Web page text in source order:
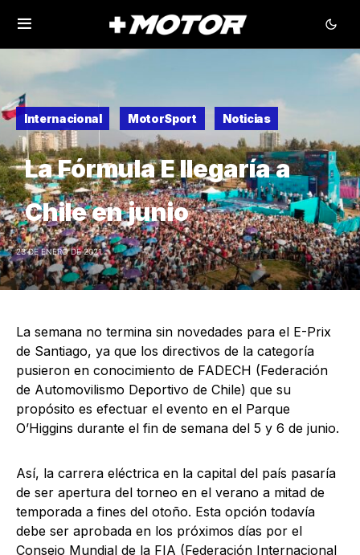
Internacional MotorSport Noticias
La Fórmula E llegaría a
Chile en junio
23 DE ENERO DE 2021
La semana no termina sin novedades para el E-Prix
de Santiago, ya que los directivos de la categoría
pusieron en conocimiento de FADECH (Federación
de Automovilismo Deportivo de Chile) que su
propósito es efectuar el evento en el Parque
O’Higgins durante el fin de semana del 5 y 6 de junio.
Así, la carrera eléctrica en la capital del país pasaría
de ser apertura del torneo en el verano a mitad de
temporada a fines del otoño. Esta opción todavía
debe ser aprobada en los próximos días por el
Consejo Mundial de la FIA (Federación Internacional